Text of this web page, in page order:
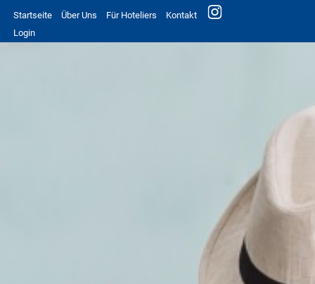
Startseite Über Uns Für Hoteliers
Kontakt
Login